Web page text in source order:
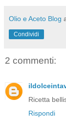
Olio e Aceto Blog
Condividi
2 commenti:
Ricetta
Rispondi